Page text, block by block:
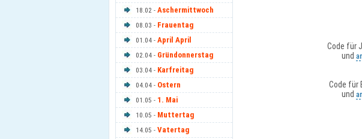
18.02 - Aschermittwoch
08.03 - Frauentag
01.04 - April April
02.04 - Gründonnerstag
03.04 - Karfreitag
04.04 - Ostern
01.05 - 1. Mai
10.05 - Muttertag
14.05 - Vatertag
Code für
und
Code für
und